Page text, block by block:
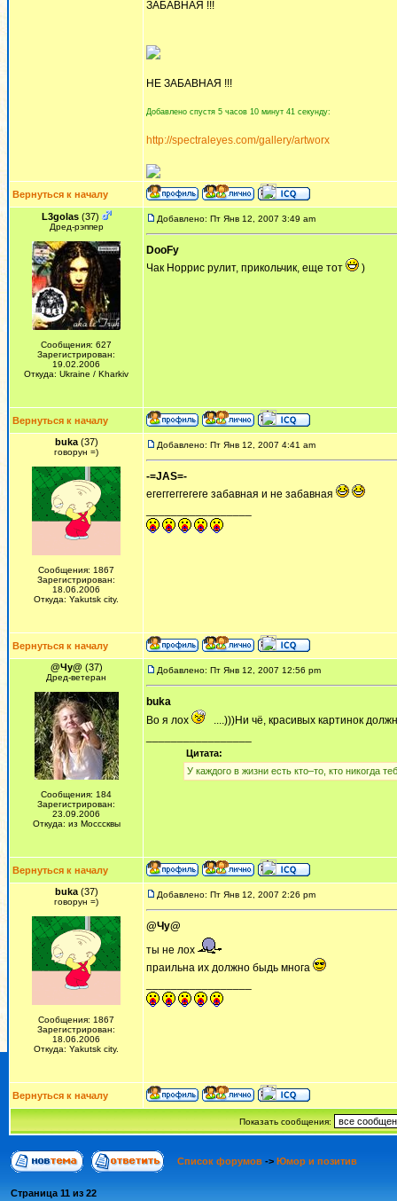
ЗАБАВНАЯ !!!
НЕ ЗАБАВНАЯ !!!
Добавлено спустя 5 часов 10 минут 41 секунду:
http://spectraleyes.com/gallery/artworx
Вернуться к началу
L3golas(37)
Дред-рэппер
Сообщения: 627
Зарегистрирован:
19.02.2006
Откуда: Ukraine / Kharkiv
Добавлено: Пт Янв 12, 2007 3:49 am
DooFy
Чак Норрис рулит, прикольчик, еще тот
)
Вернуться к началу
buka(37)
говорун =)
Сообщения: 1867
Зарегистрирован:
18.06.2006
Откуда: Yakutsk city.
Добавлено: Пт Янв 12, 2007 4:41 am
-=JAS=-
егеггеггегеге забавная и не забавная
Вернуться к началу
@Чу@ (37)
Дред-ветеран
Сообщения: 184
Зарегистрирован:
23.09.2006
Откуда: из Мосссквы
Добавлено: Пт Янв 12, 2007 12:56 pm
buka
Во я лох
....)))Ни чё, красивых картинок
Цитата:
У каждого в жизни есть кто–то, кто никогда
Вернуться к началу
buka(37)
говорун =)
Сообщения: 1867
Зарегистрирован:
18.06.2006
Откуда: Yakutsk city.
Добавлено: Пт Янв 12, 2007 2:26 pm
@Чу@
ты не лох
праильна их должно быдь многа
Вернуться к началу
Показать сообщения:
Список форумов -> Юмор и позитив
Страница 11 из 22